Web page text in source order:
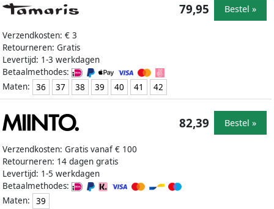
Verzendkosten: € 3
Retourneren: Gratis
Levertijd: 1-3 werkdagen
Betaalmethodes:
Maten:
36 37 38 39 40 41 42
79,95 Bestel »
Verzendkosten: Gratis vanaf € 100
Retourneren: 14 dagen gratis
Levertijd: 1-5 werkdagen
Betaalmethodes:
Maten:
39
82,39 Bestel »